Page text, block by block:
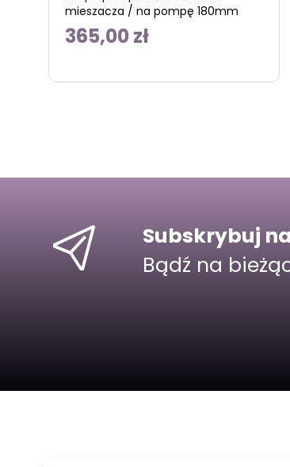
mieszacza / na pompę 180mm
365,00 zł
Subskrybuj
Bądź na